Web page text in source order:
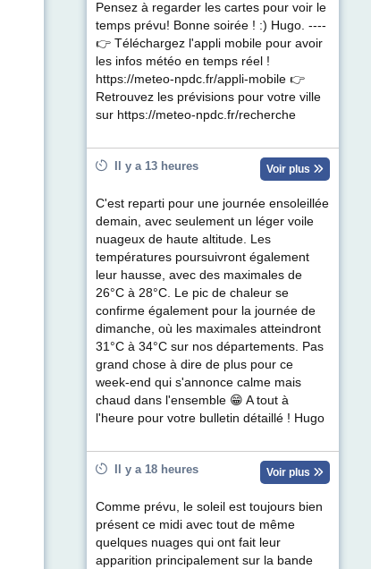
Pensez à regarder les cartes pour voir le
temps prévu! Bonne soirée ! :) Hugo. ----
👉 Téléchargez l'appli mobile pour avoir
les infos météo en temps réel !
https://meteo-npdc.fr/appli-mobile 👉
Retrouvez les prévisions pour votre ville
sur https://meteo-npdc.fr/recherche
Il y a 13 heures Voir plus
C'est reparti pour une journée ensoleillée
demain, avec seulement un léger voile
nuageux de haute altitude. Les
températures poursuivront également
leur hausse, avec des maximales de
26°C à 28°C. Le pic de chaleur se
confirme également pour la journée de
dimanche, où les maximales atteindront
31°C à 34°C sur nos départements. Pas
grand chose à dire de plus pour ce
week-end qui s'annonce calme mais
chaud dans l'ensemble 😁 A tout à
l'heure pour votre bulletin détaillé ! Hugo
Il y a 18 heures Voir plus
Comme prévu, le soleil est toujours bien
présent ce midi avec tout de même
quelques nuages qui ont fait leur
apparition principalement sur la bande